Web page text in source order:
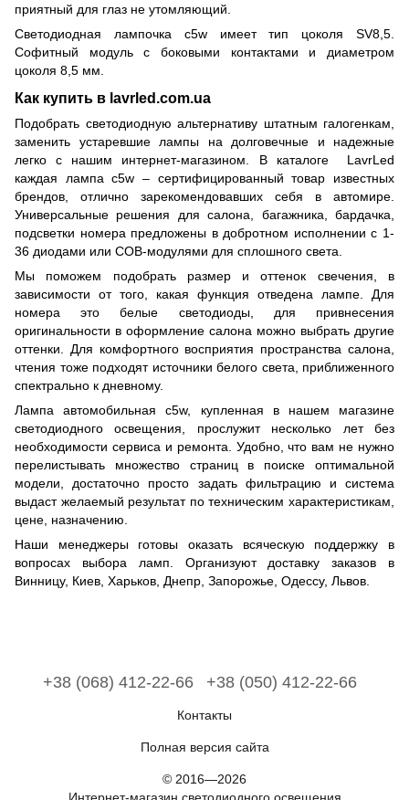
приятный для глаз не утомляющий.
Светодиодная лампочка c5w имеет тип цоколя SV8,5.
Софитный модуль с боковыми контактами и диаметром
цоколя 8,5 мм.
Как купить в lavrled.com.ua
Подобрать светодиодную альтернативу штатным галогенкам,
заменить устаревшие лампы на долговечные и надежные
легко с нашим интернет-магазином. В каталоге LavrLed
каждая лампа c5w – сертифицированный товар известных
брендов, отлично зарекомендовавших себя в автомире.
Универсальные решения для салона, багажника, бардачка,
подсветки номера предложены в добротном исполнении с 1-
36 диодами или СОВ-модулями для сплошного света.
Мы поможем подобрать размер и оттенок свечения, в
зависимости от того, какая функция отведена лампе. Для
номера это белые светодиоды, для привнесения
оригинальности в оформление салона можно выбрать другие
оттенки. Для комфортного восприятия пространства салона,
чтения тоже подходят источники белого света, приближенного
спектрально к дневному.
Лампа автомобильная c5w, купленная в нашем магазине
светодиодного освещения, прослужит несколько лет без
необходимости сервиса и ремонта. Удобно, что вам не нужно
перелистывать множество страниц в поиске оптимальной
модели, достаточно просто задать фильтрацию и система
выдаст желаемый результат по техническим характеристикам,
цене, назначению.
Наши менеджеры готовы оказать всяческую поддержку в
вопросах выбора ламп. Организуют доставку заказов в
Винницу, Киев, Харьков, Днепр, Запорожье, Одессу, Львов.
+38 (068) 412-22-66 +38 (050) 412-22-66
Контакты
Полная версия сайта
© 2016—2026
Интернет-магазин светодиодного освещения